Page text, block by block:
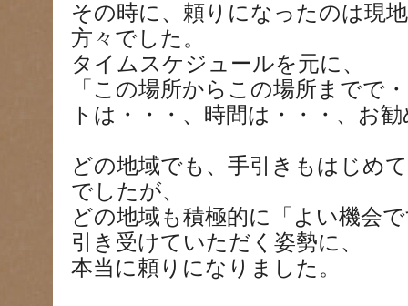
その時に、頼りになったのは現
方々でした。
タイムスケジュールを元に、
「この場所からこの場所までで
トは・・・、時間は・・・、お
どの地域でも、手引きもはじめ
でしたが、
どの地域も積極的に「よい機会
引き受けていただく姿勢に、
本当に頼りになりました。